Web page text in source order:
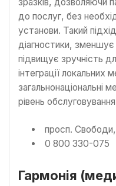
до послуг, без
установи. Такий
діагностики, зменшує
підвищує зручність
інтеграції локальних
загальнонаціональні
рівень
просп.
0 800 330-075
Гармонія